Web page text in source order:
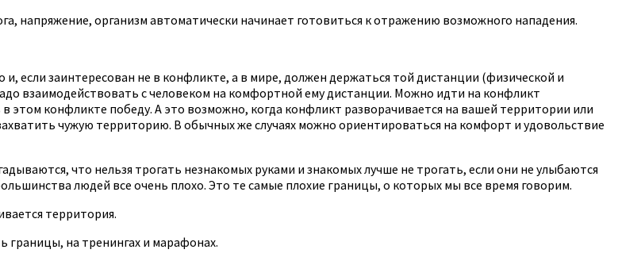
напряжение, организм автоматически начинает готовиться к отражению возможного нападения.
если заинтересован не в конфликте, а в мире, должен держаться той дистанции (физической и
взаимодействовать с человеком на комфортной ему дистанции. Можно идти на конфликт
конфликте победу. А это возможно, когда конфликт разворачивается на вашей территории или
чужую территорию. В обычных же случаях можно ориентироваться на комфорт и удовольствие
что нельзя трогать незнакомых руками и знакомых лучше не трогать, если они не улыбаются
людей все очень плохо. Это те самые плохие границы, о которых мы все время говорим.
территория.
границы, на тренингах и марафонах.